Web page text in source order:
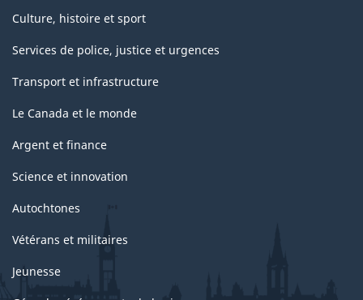
Culture, histoire et sport
Services de police, justice et urgences
Transport et infrastructure
Le Canada et le monde
Argent et finance
Science et innovation
Autochtones
Vétérans et militaires
Jeunesse